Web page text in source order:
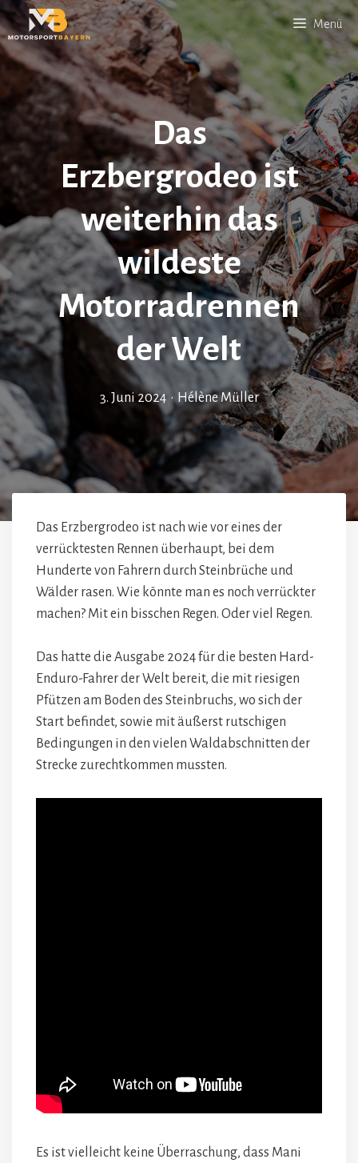
Zum
Inhalt
springen
Menü
Das
Erzbergrodeo ist
weiterhin das
wildeste
Motorradrennen
der Welt
3. Juni 2024 • Hélène Müller
Das Erzbergrodeo ist nach wie vor eines der
verrücktesten Rennen überhaupt, bei dem
Hunderte von Fahrern durch Steinbrüche und
Wälder rasen. Wie könnte man es noch verrückter
machen? Mit ein bisschen Regen. Oder viel Regen.
Das hatte die Ausgabe 2024 für die besten Hard-
Enduro-Fahrer der Welt bereit, die mit riesigen
Pfützen am Boden des Steinbruchs, wo sich der
Start befindet, sowie mit äußerst rutschigen
Bedingungen in den vielen Waldabschnitten der
Strecke zurechtkommen mussten.
Es ist vielleicht keine Überraschung, dass Mani